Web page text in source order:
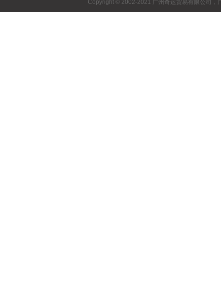
Copyright © 2002-2021 广州奇运贸易有限公司，